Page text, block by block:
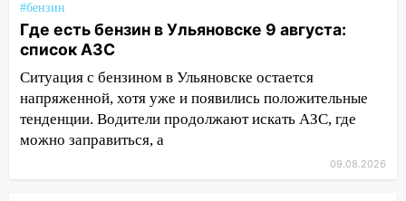
15:04
после шторма: поваленные деревья и
затопленные улицы
14:28 Ураган вырвал остановку на улице
Деева в Заволжье
14:26
Жители Ульяновска сами
#бензин
Где есть бензин в Ульяновске 9 августа:
список АЗС
Ситуация с бензином в Ульяновске остается
напряженной, хотя уже и появились положительные
тенденции. Водители продолжают искать АЗС, где
можно заправиться, а
09.08.2026